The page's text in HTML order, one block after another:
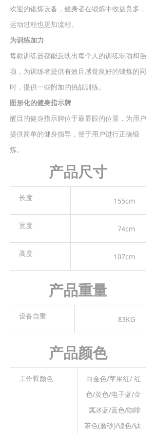
欢迎的锻炼设备，健身者在锻炼中收益良多，
运动过程也更加流程。
为训练加力
每款训练器都能反映出每个人的训练弱项和强
项，为训练者提供有效且感觉良好的锻炼的同
时，提供一些附加的挑战训练。
图形化的健身指示牌
醒目的健身指示牌位于最显眼的位置，为用户
提供简单的健身指导，便于用户进行正确锻
炼。
产品尺寸
长度 155cm
宽度 74cm
高度 107cm
产品重量
设备自重 83KG
产品颜色
工作臂颜色
白金色/苹果红/ 红
色/黄色/电子蓝/金
属冰蓝/蓝色/咖啡
茶色(磨砂)/镍色/钛